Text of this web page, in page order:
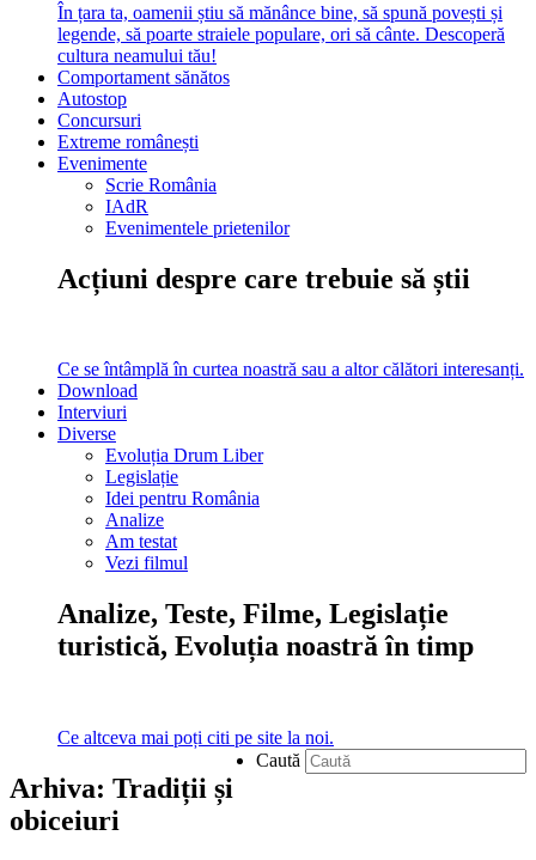
În țara ta, oamenii știu să mănânce bine, să spună povești și
legende, să poarte straiele populare, ori să cânte. Descoperă
cultura neamului tău!
Comportament sănătos
Autostop
Concursuri
Extreme românești
Evenimente
Scrie România
IAdR
Evenimentele prietenilor
Acțiuni despre care trebuie să știi
Ce se întâmplă în curtea noastră sau a altor călători interesanți.
Download
Interviuri
Diverse
Evoluția Drum Liber
Legislație
Idei pentru România
Analize
Am testat
Vezi filmul
Analize, Teste, Filme, Legislație
turistică, Evoluția noastră în timp
Ce altceva mai poți citi pe site la noi.
Caută
Arhiva: Tradiții și
obiceiuri